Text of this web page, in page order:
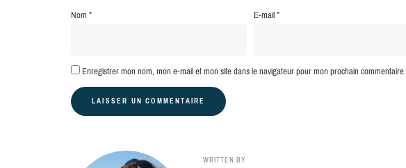
Nom* E-mail*
Enregistrer mon nom, mon e-mail et mon site dans le navigateur pour mon prochain commentaire.
WRITTEN BY